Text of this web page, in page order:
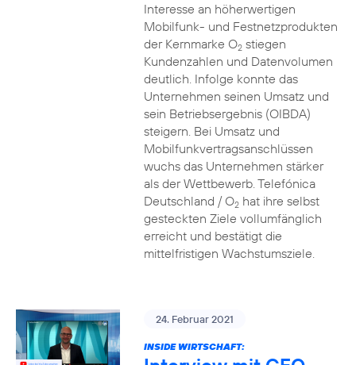
Interesse an höherwertigen
Mobilfunk- und Festnetzprodukten
der Kernmarke O2stiegen
Kundenzahlen und Datenvolumen
deutlich. Infolge konnte das
Unternehmen seinen Umsatz und
sein Betriebsergebnis (OIBDA)
steigern. Bei Umsatz und
Mobilfunkvertragsanschlüssen
wuchs das Unternehmen stärker
als der Wettbewerb. Telefónica
Deutschland / O2hat ihre selbst
gesteckten Ziele vollumfänglich
erreicht und bestätigt die
mittelfristigen Wachstumsziele.
24. Februar 2021
INSIDE WIRTSCHAFT: